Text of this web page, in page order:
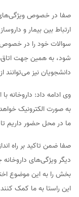
صفا در خصوص
ارتباط بین بیمار و
سوالات خود را در
شود، به همین جهت
دانشجویان نیز
وی ادامه داد: داروخانه
به صورت الکترونیک
ما در محل حضور داریم
صفا ضمن تاکید بر راه
دیگر ویژگی‌های
بخش را به این موضوع
این راستا به ما کمک